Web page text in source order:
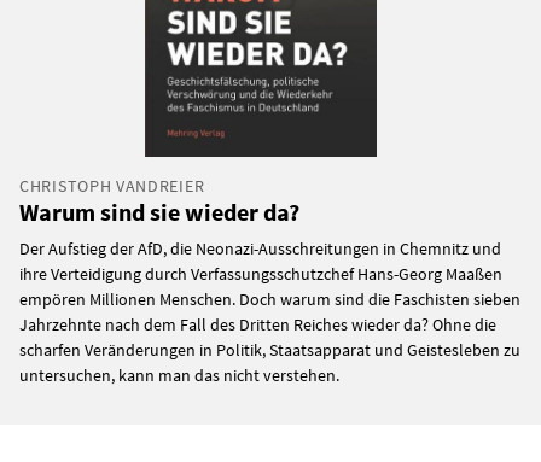
CHRISTOPH VANDREIER
Warum sind sie wieder da?
Der Aufstieg der AfD, die Neonazi-Ausschreitungen in Chemnitz und
ihre Verteidigung durch Verfassungsschutzchef Hans-Georg Maaßen
empören Millionen Menschen. Doch warum sind die Faschisten sieben
Jahrzehnte nach dem Fall des Dritten Reiches wieder da? Ohne die
scharfen Veränderungen in Politik, Staatsapparat und Geistesleben zu
untersuchen, kann man das nicht verstehen.